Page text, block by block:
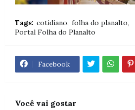
Tags: cotidiano folha do planalto
Portal Folha do Planalto
Facebook
Você vai gostar